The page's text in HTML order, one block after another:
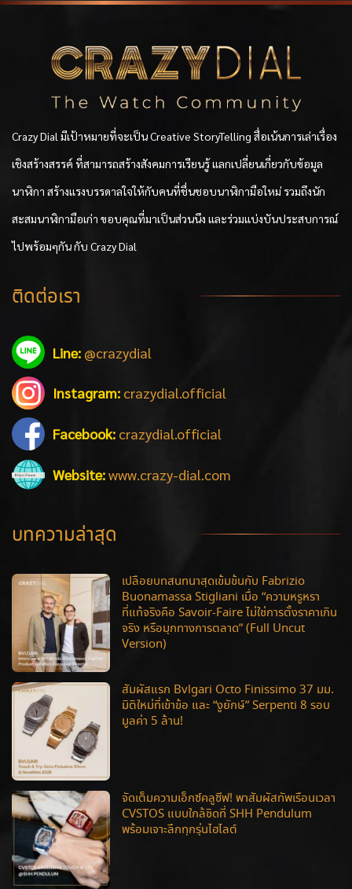
Crazy Dial มีเป้าหมายที่จะเป็น Creative StoryTelling สื่อเน้นการเล่าเรื่อง
เชิงสร้างสรรค์ ที่สามารถสร้างสังคมการเรียนรู้ แลกเปลี่ยนเกี่ยวกับข้อมูล
นาฬิกา สร้างแรงบรรดาลใจให้กับคนที่ชื่นชอบนาฬิกามือใหม่ รวมถึงนัก
สะสมนาฬิกามือเก่า ขอบคุณที่มาเป็นส่วนนึง และร่วมแบ่งบันประสบการณ์
ไปพร้อมๆกัน กับ Crazy Dial
ติดต่อเรา
Line: @crazydial
Instagram: crazydial.official
Facebook: crazydial.official
Website:www.crazy-dial.com
บทความล่าสุด
เปลือยบทสนทนาสุดเข้มข้นกับ Fabrizio
Buonamassa Stigliani เมื่อ “ความหรูหรา
ที่แท้จริงคือ Savoir-Faire ไม่ใช่การตั้งราคาเกิน
จริง หรือมุกทางการตลาด” (Full Uncut
Version)
สัมผัสแรก Bvlgari Octo Finissimo 37 มม.
มิติใหม่ที่เข้าข้อ และ “งูยักษ์” Serpenti 8 รอบ
มูลค่า 5 ล้าน!
จัดเต็มความเอ็กซ์คลูซีฟ! พาสัมผัสทัพเรือนเวลา
CVSTOS แบบใกล้ชิดที่ SHH Pendulum
พร้อมเจาะลึกทุกรุ่นไฮไลต์